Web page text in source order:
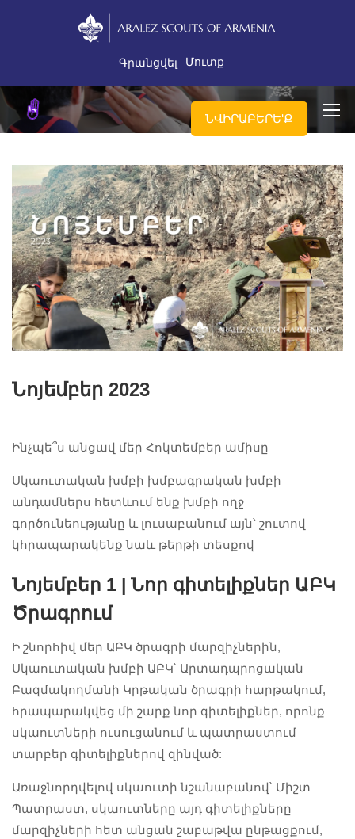
Գրանցվել Մուտք
ՆՎԻՐԱԲԵՐԵ'Ք
Նոյեմբեր 2023
Ինչպե՞ս անցավ մեր Հոկտեմբեր ամիսը
Սկաուտական խմբի խմբագրական խմբի
անդամներս հետևում ենք խմբի ողջ
գործունեությանը և լուսաբանում այն՝ շուտով
կհրապարակենք նաև թերթի տեսքով
Նոյեմբեր 1 | Նոր գիտելիքներ ԱԲԿ
Ծրագրում
Ի շնորհիվ մեր ԱԲԿ ծրագրի մարզիչներին,
Սկաուտական խմբի ԱԲԿ՝ Արտադպրոցական
Բազմակողմանի Կրթական ծրագրի հարթակում,
հրապարակվեց մի շարք նոր գիտելիքներ, որոնք
սկաուտների ուսուցանում և պատրաստում
տարբեր գիտելիքներով զինված:
Առաջնորդվելով սկաուտի նշանաբանով՝ Միշտ
Պատրաստ, սկաուտները այդ գիտելիքները
մարզիչների հետ անցան շաբաթվա ընթացքում,